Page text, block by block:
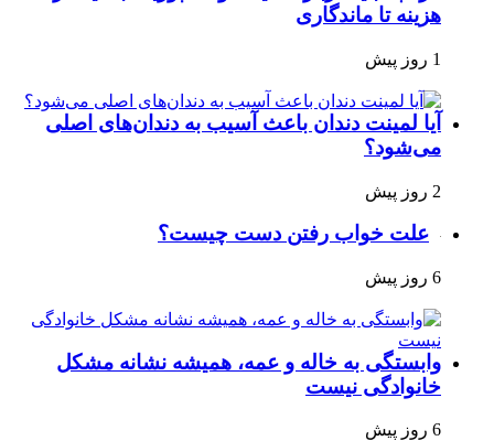
هزینه تا ماندگاری
1 روز پیش
آیا لمینت دندان باعث آسیب به دندان‌های اصلی
می‌شود؟
2 روز پیش
علت خواب رفتن دست چیست؟
6 روز پیش
وابستگی به خاله و عمه، همیشه نشانه مشکل
خانوادگی نیست
6 روز پیش